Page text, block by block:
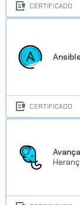
CERTIFICADO
CERTIFICADO